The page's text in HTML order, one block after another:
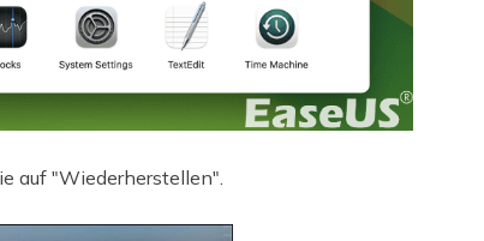
auf "Wiederherstellen".